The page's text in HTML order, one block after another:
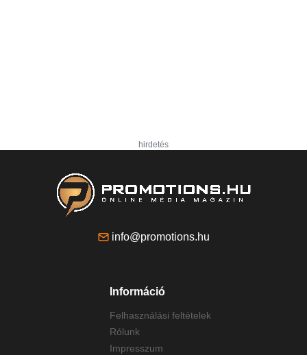
hirdetés
info@promotions.hu
Információ
Felhasználási feltételek
Rólunk
Impresszum